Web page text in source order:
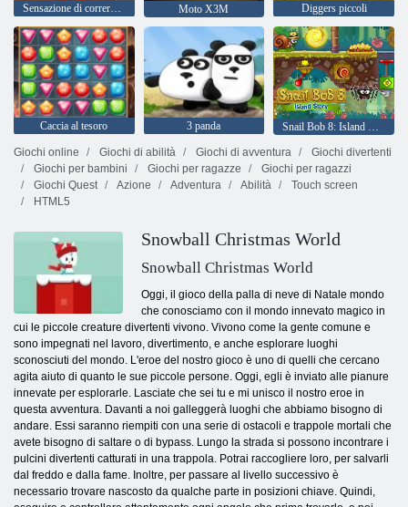
Sensazione di correre di yeti Moto X3M Diggers piccoli
Caccia al tesoro 3 panda
Snail Bob 8: Island Story
Giochi online
Giochi di abilità Giochi di avventura
Giochi divertenti
Giochi per bambini
Giochi per ragazze
Giochi per ragazzi
Giochi Quest
Azione Adventura Abilità
Touch screen
HTML5
Snowball Christmas World
Snowball Christmas World
Oggi, il gioco della palla di neve di Natale mondo
che conosciamo con il mondo innevato magico in
cui le piccole creature divertenti vivono. Vivono come la gente comune e
sono impegnati nel lavoro, divertimento, e anche esplorare luoghi
sconosciuti del mondo. L'eroe del nostro gioco è uno di quelli che cercano
agita aiuto di quanto le sue piccole persone. Oggi, egli è inviato alle pianure
innevate per esplorarle. Lasciate che sei tu e mi unisco il nostro eroe in
questa avventura. Davanti a noi galleggerà luoghi che abbiamo bisogno di
andare. Essi saranno riempiti con una serie di ostacoli e trappole mortali che
avete bisogno di saltare o di bypass. Lungo la strada si possono incontrare i
pulcini divertenti catturati in una trappola. Potrai raccogliere loro, per salvarli
dal freddo e dalla fame. Inoltre, per passare al livello successivo è
necessario trovare nascosto da qualche parte in posizioni chiave. Quindi,